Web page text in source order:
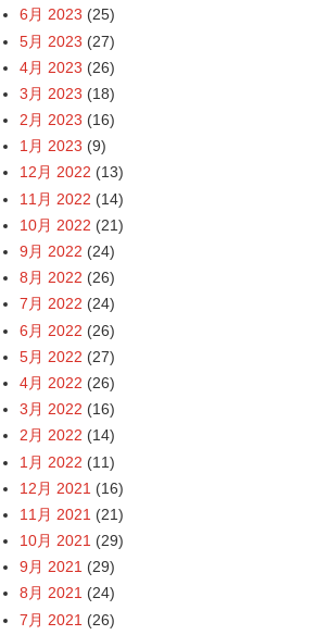
6月 2023 (25)
5月 2023 (27)
4月 2023 (26)
3月 2023 (18)
2月 2023 (16)
1月 2023 (9)
12月 2022 (13)
11月 2022 (14)
10月 2022 (21)
9月 2022 (24)
8月 2022 (26)
7月 2022 (24)
6月 2022 (26)
5月 2022 (27)
4月 2022 (26)
3月 2022 (16)
2月 2022 (14)
1月 2022 (11)
12月 2021 (16)
11月 2021 (21)
10月 2021 (29)
9月 2021 (29)
8月 2021 (24)
7月 2021 (26)